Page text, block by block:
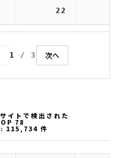
22
1 / 3 次へ
イトで検出された
78
: 115,734 件